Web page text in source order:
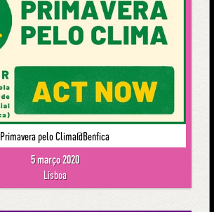
Primavera pelo Clima@Benfica
5 março 2020
Lisboa